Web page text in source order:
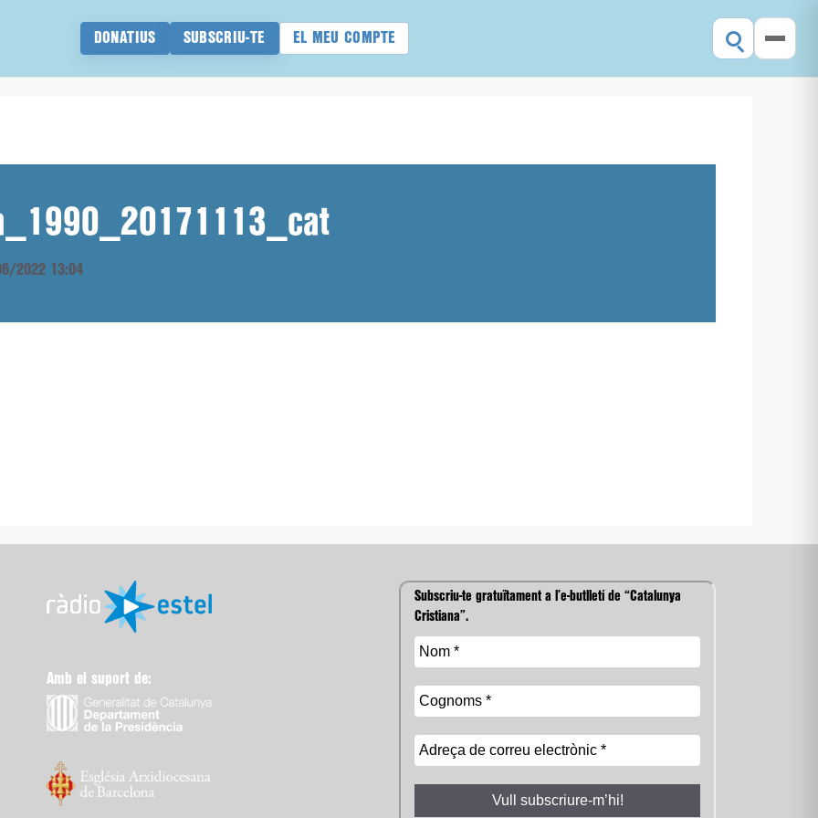
DONATIUS SUBSCRIU-TE EL MEU COMPTE
2022 13:04
Amb el suport de:
Subscriu-te gratuïtament a l’e-butlletí de “Catalunya
Cristiana”.